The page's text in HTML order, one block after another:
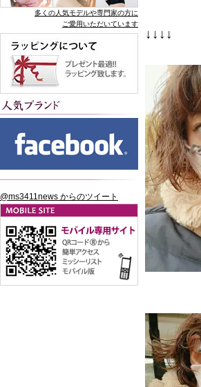
多くの人気モデルや専門家の方に
ご愛用いただいています
@ms3411news からのツイート
↓↓↓↓